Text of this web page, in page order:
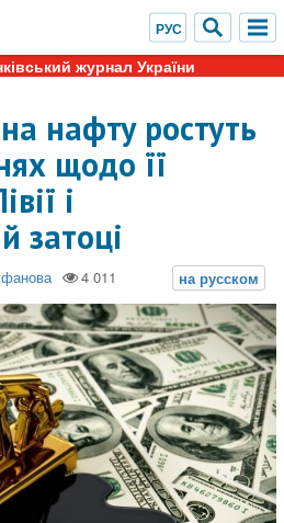
журнал України
нафту ростуть
щодо її
і
затоці